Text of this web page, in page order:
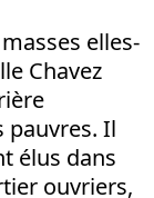
elles-
Chavez
pauvres. Il
élus dans
ouvriers,